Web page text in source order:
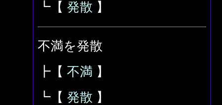
┗【 発散 】
不満を発散
┣【 不満 】
┗【 発散 】